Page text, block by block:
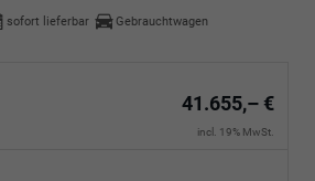
sofort lieferbar
Gebrauchtwagen
41.655,– €
incl. 19% MwSt.